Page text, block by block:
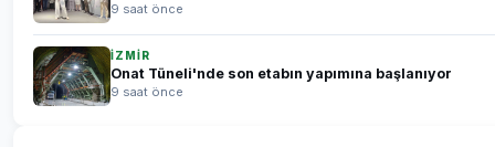
9 saat önce
İZMİR
Onat Tüneli'nde son etabın yapımına başlanıyor
9 saat önce